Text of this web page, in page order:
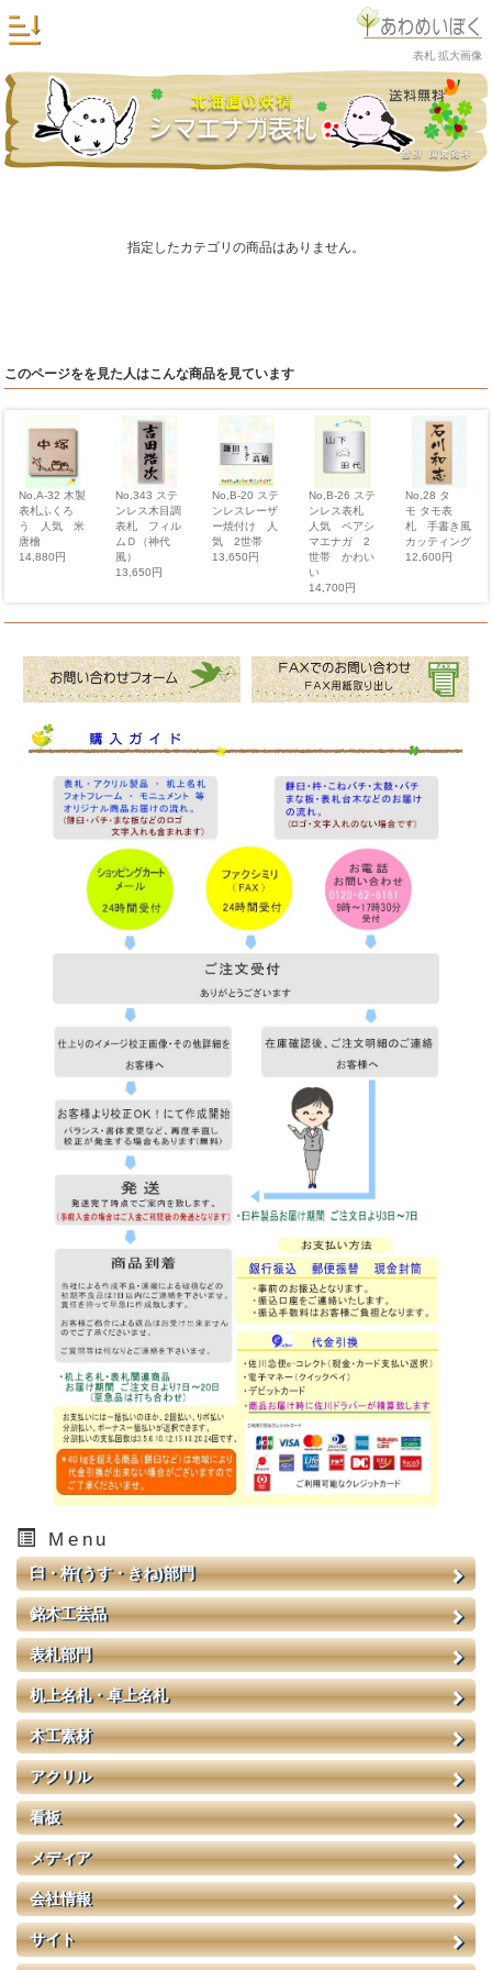
表札 拡大画像
指定したカテゴリの商品はありません。
このページをを見た人はこんな商品を見ています
No,A-32 木製
表札ふくろ
う 人気 米
唐檜
14,880円
No,343 ステ
ンレス木目調
表札 フィル
ムＤ（神代
風）
13,650円
No,B-20 ステ
ンレスレーザ
ー焼付け 人
気 2世帯
13,650円
No,B-26 ステ
ンレス表札
人気 ペアシ
マエナガ 2
世帯 かわい
い
14,700円
No,28 タ
モ タモ表
札 手書き風
カッティング
12,600円
Menu
臼・杵(うす・きね)部門
銘木工芸品
表札部門
机上名札・卓上名札
木工素材
アクリル
看板
メディア
会社情報
サイト